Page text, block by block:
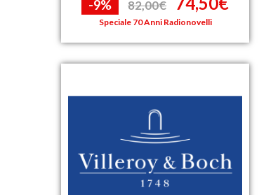
-9% 82,00€
Speciale 70 Anni Radionovelli